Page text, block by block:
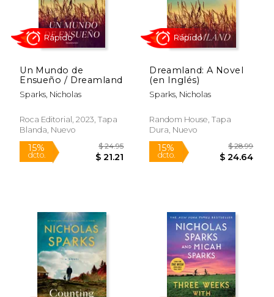
22% 15%
Rápido Rápido
Un Mundo de
Ensueño / Dreamland
Sparks, Nicholas
Roca Editorial, 2023, Tapa
Blanda, Nuevo
Dreamland: A Novel
(en Inglés)
Sparks, Nicholas
Random House, Tapa
Dura, Nuevo